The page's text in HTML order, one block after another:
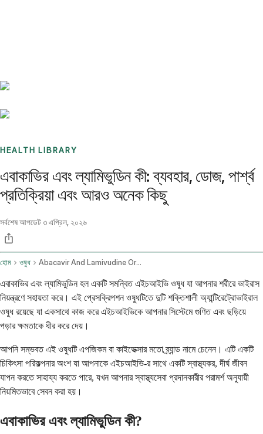
HEALTH LIBRARY
এবাকাভির এবং ল্যামিভুডিন কী: ব্যবহার, ডোজ, পার্শ্ব
প্রতিক্রিয়া এবং আরও অনেক কিছু
সর্বশেষ আপডেট৩ এপ্রিল, ২০২৬
হোম ওষুধ Abacavir And Lamivudine Oral Route
এবাকাভির এবং ল্যামিভুডিন হল একটি সমন্বিত এইচআইভি ওষুধ যা আপনার শরীরে ভাইরাস
নিয়ন্ত্রণে সহায়তা করে। এই প্রেসক্রিপশন ওষুধটিতে দুটি শক্তিশালী অ্যান্টিরেট্রোভাইরাল
ওষুধ রয়েছে যা একসাথে কাজ করে এইচআইভিকে আপনার সিস্টেমে গুণিত এবং ছড়িয়ে
পড়ার ক্ষমতাকে ধীর করে দেয়।
আপনি সম্ভবত এই ওষুধটি এপজিকম বা কাইভেক্সার মতো ব্র্যান্ড নামে চেনেন। এটি একটি
চিকিৎসা পরিকল্পনার অংশ যা আপনাকে এইচআইভি-র সাথে একটি স্বাস্থ্যকর, দীর্ঘ জীবন
যাপন করতে সাহায্য করতে পারে, যখন আপনার স্বাস্থ্যসেবা প্রদানকারীর পরামর্শ অনুযায়ী
নিয়মিতভাবে সেবন করা হয়।
এবাকাভির এবং ল্যামিভুডিন কী?